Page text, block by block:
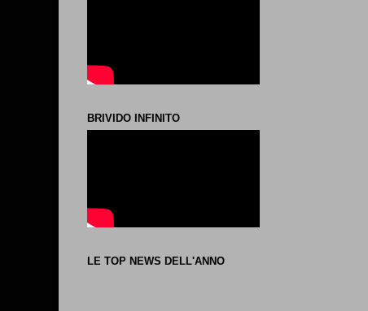
BRIVIDO INFINITO
LE TOP NEWS DELL'ANNO